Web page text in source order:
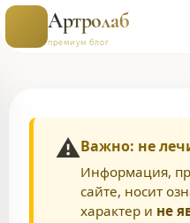
Артролаб
премиум блог
⚠️Важно: не
Информация,
сайте, носит
характер и не